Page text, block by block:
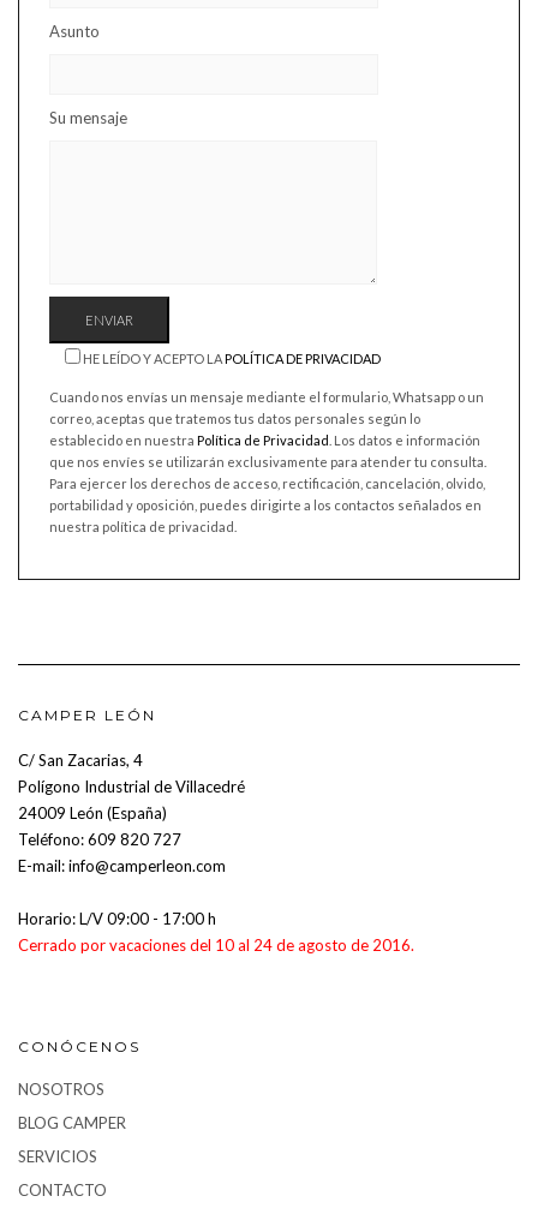
Asunto
Su mensaje
HE LEÍDO Y ACEPTO LAPOLÍTICA DE PRIVACIDAD
Cuando nos envías un mensaje mediante el formulario, Whatsapp o un
correo, aceptas que tratemos tus datos personales según lo
establecido en nuestra Política de Privacidad . Los datos e información
que nos envíes se utilizarán exclusivamente para atender tu consulta.
Para ejercer los derechos de acceso, rectificación, cancelación, olvido,
portabilidad y oposición, puedes dirigirte a los contactos señalados en
nuestra política de privacidad.
CAMPER LEÓN
C/ San Zacarias, 4
Polígono Industrial de Villacedré
24009 León (España)
Teléfono:609 820 727
E-mail:info@camperleon.com
Horario: L/V 09:00 - 17:00 h
Cerrado por vacaciones del 10 al 24 de agosto de 2016.
CONÓCENOS
NOSOTROS
BLOG CAMPER
SERVICIOS
CONTACTO